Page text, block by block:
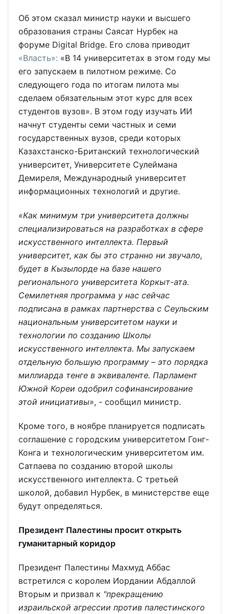
Об этом сказал министр науки и высшего
образования страны Саясат Нурбек на
форуме Digital Bridge. Его слова приводит
«Власть»: «В 14 университетах в этом году мы
его запускаем в пилотном режиме. Со
следующего года по итогам пилота мы
сделаем обязательным этот курс для всех
студентов вузов». В этом году изучать ИИ
начнут студенты семи частных и семи
государственных вузов, среди которых
Казахстанско-Британский технологический
университет, Университете Сулеймана
Демиреля, Международный университет
информационных технологий и другие.
«Как минимум три университета должны
специализироваться на разработках в сфере
искусственного интеллекта. Первый
университет, как бы это странно ни звучало,
будет в Кызылорде на базе нашего
регионального университета Коркыт-ата.
Семилетняя программа у нас сейчас
подписана в рамках партнерства с Сеульским
национальным университетом науки и
технологии по созданию Школы
искусственного интеллекта. Мы запускаем
отдельную большую программу – это порядка
миллиарда тенге в эквиваленте. Парламент
Южной Кореи одобрил софинансирование
этой инициативы», - сообщил министр.
Кроме того, в ноябре планируется подписать
соглашение с городским университетом Гонг-
Конга и технологическим университетом им.
Сатпаева по созданию второй школы
искусственного интеллекта. С третьей
школой, добавил Нурбек, в министерстве еще
будут определяться.
Президент Палестины просит открыть
гуманитарный коридор
Президент Палестины Махмуд Аббас
встретился с королем Иордании Абдаллой
Вторым и призвал к "прекращению
израильской агрессии против палестинского